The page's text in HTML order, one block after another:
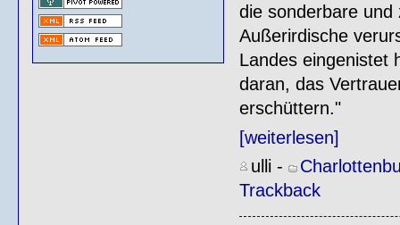
die sonderbare
Außerirdische
Landes eingenistet
daran, das
erschüttern."
[weiterlesen]
ulli -
Trackback